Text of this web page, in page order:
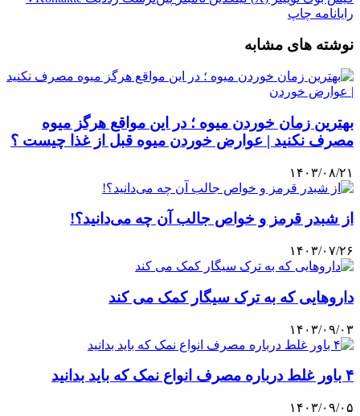
رایانامه چاپ
نوشته های مشابه
بهترین زمان خوردن میوه ؛ در این مواقع هرگز میوه
مصرف نکنید | عوارض خوردن میوه قبل از غذا چیست ؟
۱۴۰۳/۰۸/۲۱
از شبدر قرمز و خواص جالب آن چه می‌دانید؟!
۱۴۰۳/۰۷/۲۶
داروهایی که به ترک سیگار کمک می‌ کند
۱۴۰۳/۰۹/۰۳
۴ باور غلط درباره مصرف انواع نمک که باید بدانید
۱۴۰۳/۰۹/۰۵